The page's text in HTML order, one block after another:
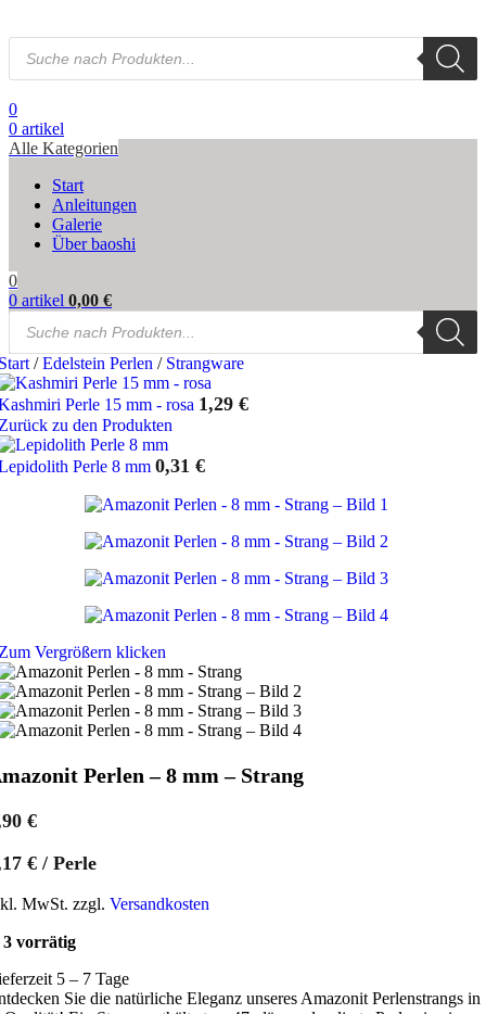
Products
search
0
0 artikel
Alle Kategorien
Start
Anleitungen
Galerie
Über baoshi
0
0 artikel 0,00 €
Products
search
/ Edelstein Perlen / Strangware
Perle 15 mm - rosa 1,29 €
zu den Produkten
Perle 8 mm 0,31 €
Vergrößern klicken
Perlen – 8 mm – Strang
€
€ / Perle
MwSt. zzgl. Versandkosten
3 vorrätig
5 – 7 Tage
Sie die natürliche Eleganz unseres Amazonit Perlenstrangs in